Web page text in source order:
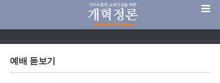
예배 돋보기
Sketchbook5, 스케치북5